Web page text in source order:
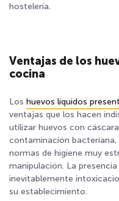
hostelería.
Ventajas de los
cocina
Los huevos líquidos
ventajas que los hacen
utilizar huevos con
contaminación bacteriana,
normas de higiene muy
manipulación. La presencia
inevitablemente
su establecimiento.